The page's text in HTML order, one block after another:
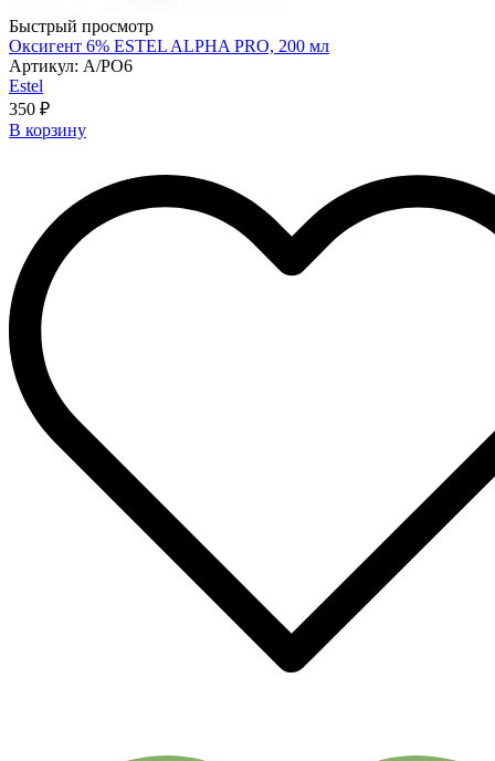
Быстрый просмотр
Оксигент 6% ESTEL ALPHA PRO, 200 мл
Артикул: A/PO6
Estel
350 ₽
В корзину